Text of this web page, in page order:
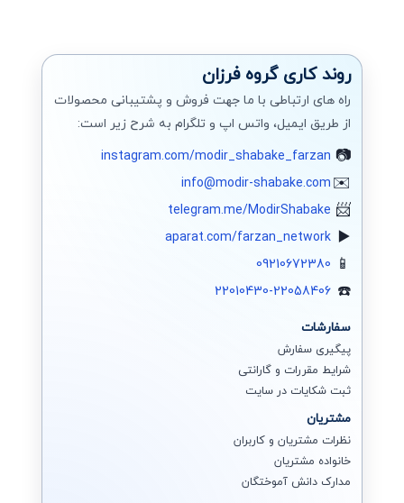
روند کاری گروه فرزان
راه های ارتباطی با ما جهت فروش و پشتیبانی محصولات
از طریق ایمیل، واتس اپ و تلگرام به شرح زیر است:
instagram.com/modir_shabake_farzan
info@modir-shabake.com
telegram.me/ModirShabake
aparat.com/farzan_network
09210672380
22010430-22058406
سفارشات
پیگیری سفارش
شرایط مقررات و گارانتی
ثبت شکایات در سایت
مشتریان
نظرات مشتریان و کاربران
خانواده مشتریان
مدارک دانش آموختگان